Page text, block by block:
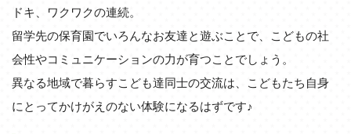
ドキ、ワクワクの連続。
留学先の保育園でいろんなお友達と遊ぶことで、こどもの社
会性やコミュニケーションの力が育つことでしょう。
異なる地域で暮らすこども達同士の交流は、こどもたち自身
にとってかけがえのない体験になるはずです♪